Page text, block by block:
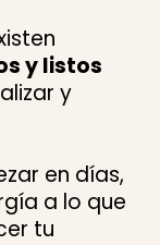
y listos
y
en días,
a lo que
tu